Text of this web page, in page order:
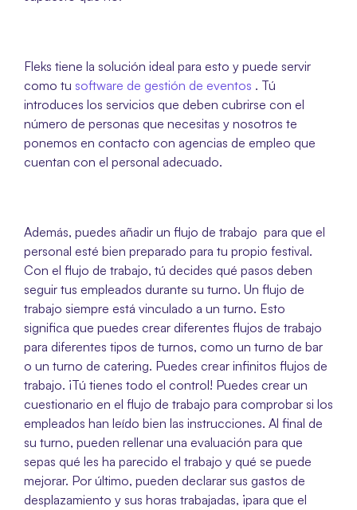
Fleks tiene la solución ideal para esto y puede servir
como tu software de gestión de eventos . Tú
introduces los servicios que deben cubrirse con el
número de personas que necesitas y nosotros te
ponemos en contacto con agencias de empleo que
cuentan con el personal adecuado.
Además, puedes añadir un flujo de trabajo  para que el
personal esté bien preparado para tu propio festival.
Con el flujo de trabajo, tú decides qué pasos deben
seguir tus empleados durante su turno. Un flujo de
trabajo siempre está vinculado a un turno. Esto
significa que puedes crear diferentes flujos de trabajo
para diferentes tipos de turnos, como un turno de bar
o un turno de catering. Puedes crear infinitos flujos de
trabajo. ¡Tú tienes todo el control! Puedes crear un
cuestionario en el flujo de trabajo para comprobar si los
empleados han leído bien las instrucciones. Al final de
su turno, pueden rellenar una evaluación para que
sepas qué les ha parecido el trabajo y qué se puede
mejorar. Por último, pueden declarar sus gastos de
desplazamiento y sus horas trabajadas, ¡para que el